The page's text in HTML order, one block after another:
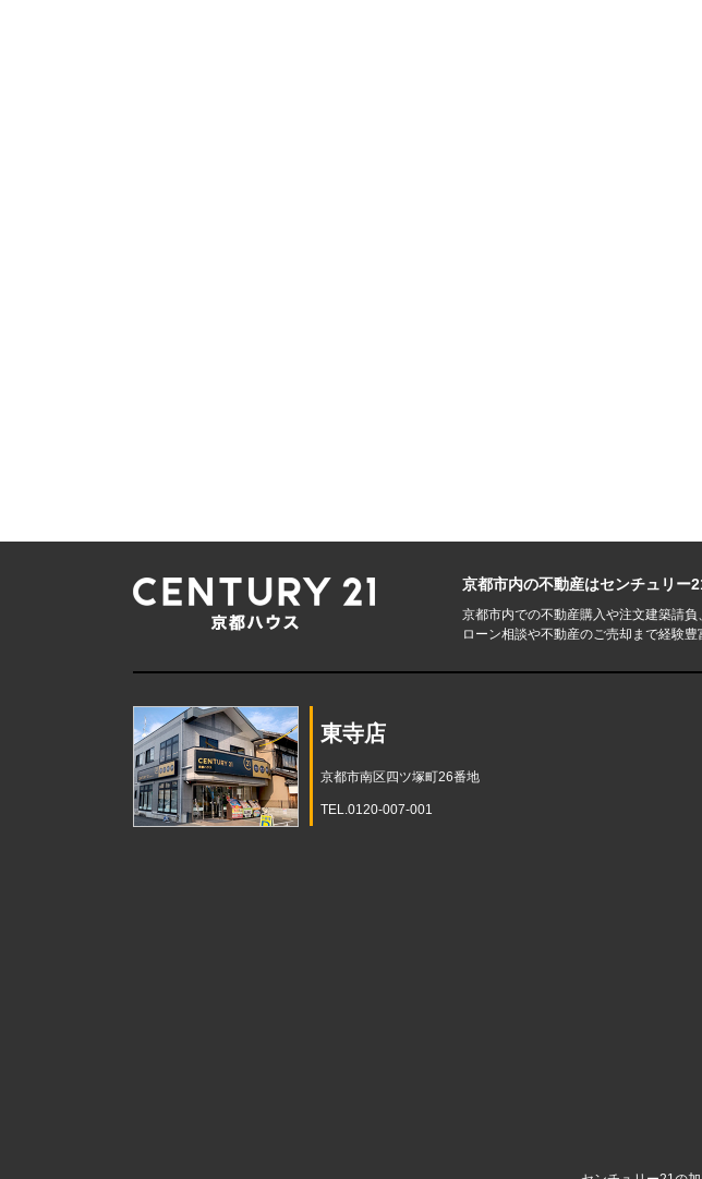
京都市内の不動産はセンチュリー
京都市内での不動産購入や注文建築請
ローン相談や不動産のご売却まで経験
東寺店
京都市南区四ツ塚町26番地
TEL.0120-007-001